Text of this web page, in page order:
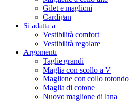
Gilet e maglioni
Cardigan
Si adatta a
Vestibilità comfort
Vestibilità regolare
Argomenti
Taglie grandi
Maglia con scollo a V
Maglione con collo rotondo
Maglia di cotone
Nuovo maglione di lana